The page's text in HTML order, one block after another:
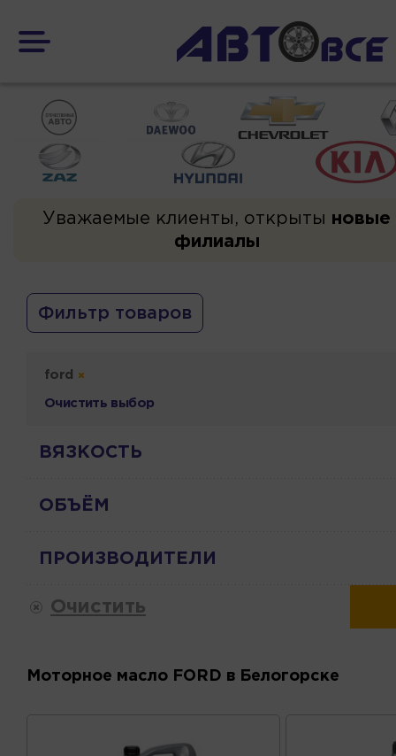
Уважаемые клиенты, открыты новые
филиалы
Фильтр товаров
ford
Очистить выбор
ВЯЗКОСТЬ
ОБЪЁМ
ПРОИЗВОДИТЕЛИ
Очистить
Моторное масло FORD в Белогорске